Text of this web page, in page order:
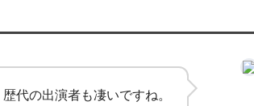
歴代の出演者も凄いですね。